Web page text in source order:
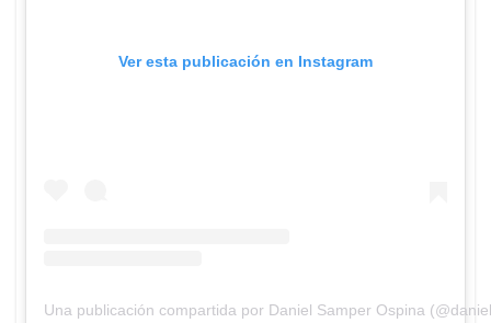
Ver esta publicación en Instagram
Una publicación compartida por Daniel Samper Ospina